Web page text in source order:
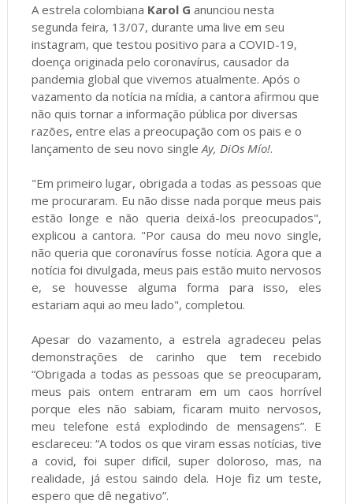
A estrela colombiana Karol G anunciou nesta
segunda feira, 13/07, durante uma live em seu
instagram, que testou positivo para a COVID-19,
doença originada pelo coronavírus, causador da
pandemia global que vivemos atualmente. Após o
vazamento da notícia na mídia, a cantora afirmou que
não quis tornar a informação pública por diversas
razões, entre elas a preocupação com os pais e o
lançamento de seu novo single Ay, DiOs Mío!.
"Em primeiro lugar, obrigada a todas as pessoas que
me procuraram. Eu não disse nada porque meus pais
estão longe e não queria deixá-los preocupados",
explicou a cantora. "Por causa do meu novo single,
não queria que coronavírus fosse notícia. Agora que a
notícia foi divulgada, meus pais estão muito nervosos
e, se houvesse alguma forma para isso, eles
estariam aqui ao meu lado", completou.
Apesar do vazamento, a estrela agradeceu pelas
demonstrações de carinho que tem recebido
“Obrigada a todas as pessoas que se preocuparam,
meus pais ontem entraram em um caos horrível
porque eles não sabiam, ficaram muito nervosos,
meu telefone está explodindo de mensagens”. E
esclareceu: “A todos os que viram essas notícias, tive
a covid, foi super difícil, super doloroso, mas, na
realidade, já estou saindo dela. Hoje fiz um teste,
espero que dê negativo”.